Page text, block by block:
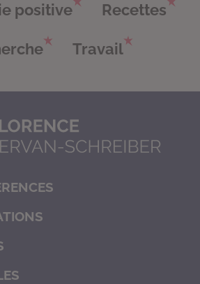
positive Recettes
Travail